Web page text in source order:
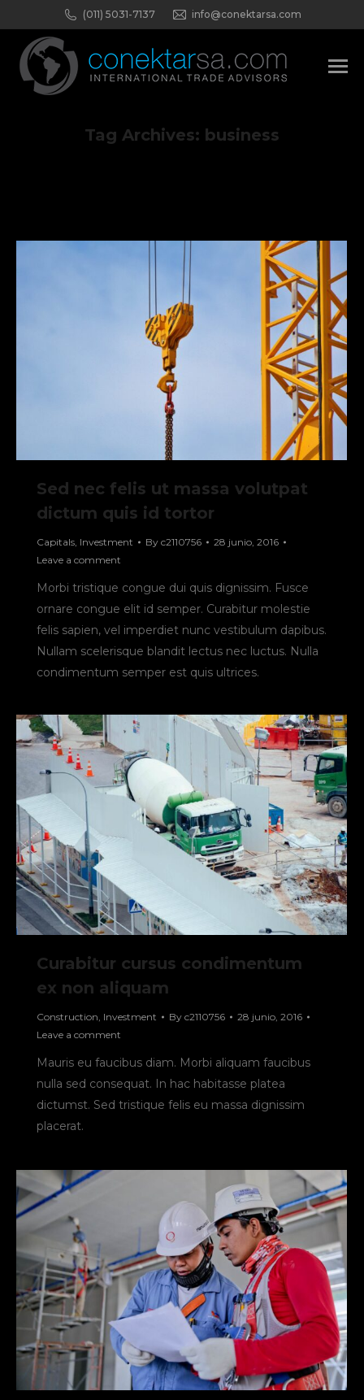
(011) 5031-7137 info@conektarsa.com
Tag Archives: business
Sed nec felis ut massa volutpat
dictum quis id tortor
Capitals Investment By c2110756
28 junio, 2016
Leave a comment
Morbi tristique congue dui quis dignissim. Fusce
ornare congue elit id semper. Curabitur molestie
felis sapien, vel imperdiet nunc vestibulum dapibus.
Nullam scelerisque blandit lectus nec luctus. Nulla
condimentum semper est quis ultrices.
Curabitur cursus condimentum
ex non aliquam
Construction, Investment By c2110756
28 junio, 2016
Leave a comment
Mauris eu faucibus diam. Morbi aliquam faucibus
nulla sed consequat. In hac habitasse platea
dictumst. Sed tristique felis eu massa dignissim
placerat.